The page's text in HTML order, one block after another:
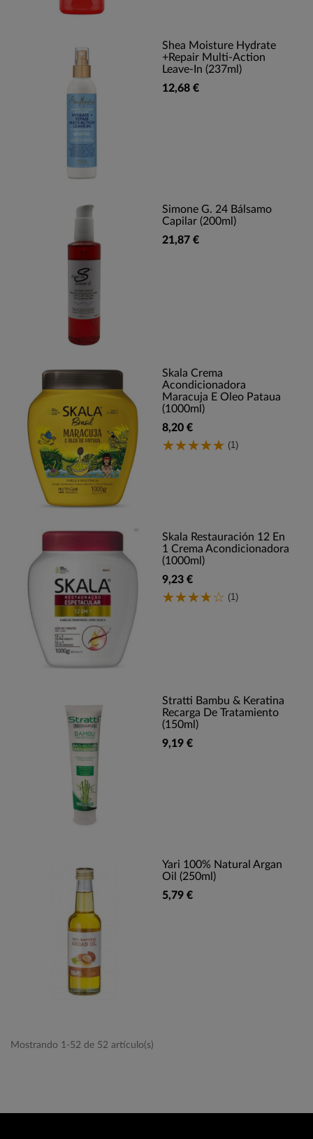
Shea Moisture Hydrate
+Repair Multi-Action
Leave-In (237ml)
12,68 €
Simone G. 24 Bálsamo
Capilar (200ml)
21,87 €
Skala Crema
Acondicionadora
Maracuja E Oleo Pataua
(1000ml)
8,20 €
(1)
Skala Restauración 12 En
1 Crema Acondicionadora
(1000ml)
9,23 €
(1)
Stratti Bambu & Keratina
Recarga De Tratamiento
(150ml)
9,19 €
Yari 100% Natural Argan
Oil (250ml)
5,79 €
Mostrando 1-52 de 52 artículo(s)